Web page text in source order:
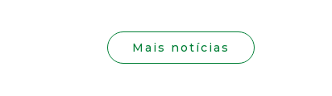
Mais notícias